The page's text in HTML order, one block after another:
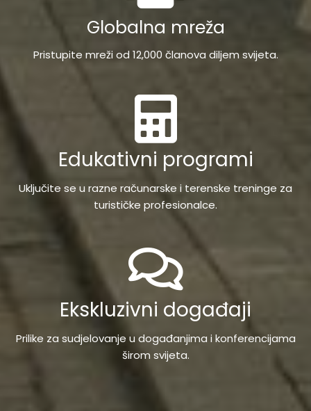
Globalna mreža
Pristupite mreži od 12,000 članova diljem svijeta.
Edukativni programi
Uključite se u razne računarske i terenske treninge za
turističke profesionalce.
Ekskluzivni događaji
Prilike za sudjelovanje u događanjima i konferencijama
širom svijeta.